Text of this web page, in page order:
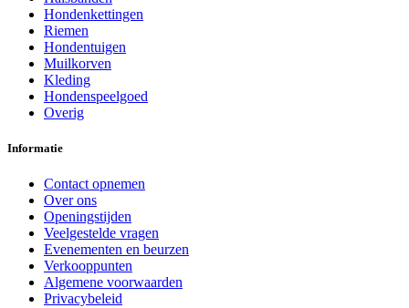
Hondenkettingen
Riemen
Hondentuigen
Muilkorven
Kleding
Hondenspeelgoed
Overig
Informatie
Contact opnemen
Over ons
Openingstijden
Veelgestelde vragen
Evenementen en beurzen
Verkooppunten
Algemene voorwaarden
Privacybeleid